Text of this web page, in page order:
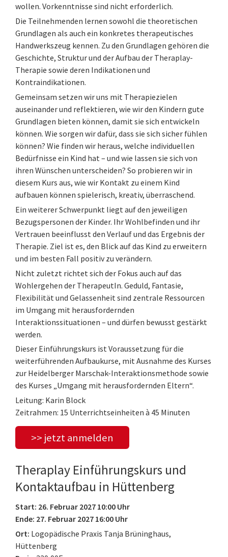
wollen. Vorkenntnisse sind nicht erforderlich.
Die Teilnehmenden lernen sowohl die theoretischen
Grundlagen als auch ein konkretes therapeutisches
Handwerkszeug kennen. Zu den Grundlagen gehören die
Geschichte, Struktur und der Aufbau der Theraplay-
Therapie sowie deren Indikationen und
Kontraindikationen.
Gemeinsam setzen wir uns mit Therapiezielen
auseinander und reflektieren, wie wir den Kindern gute
Grundlagen bieten können, damit sie sich entwickeln
können. Wie sorgen wir dafür, dass sie sich sicher fühlen
können? Wie finden wir heraus, welche individuellen
Bedürfnisse ein Kind hat – und wie lassen sie sich von
ihren Wünschen unterscheiden? So probieren wir in
diesem Kurs aus, wie wir Kontakt zu einem Kind
aufbauen können spielerisch, kreativ, überraschend.
Ein weiterer Schwerpunkt liegt auf den jeweiligen
Bezugspersonen der Kinder. Ihr Wohlbefinden und ihr
Vertrauen beeinflusst den Verlauf und das Ergebnis der
Therapie. Ziel ist es, den Blick auf das Kind zu erweitern
und im besten Fall positiv zu verändern.
Nicht zuletzt richtet sich der Fokus auch auf das
Wohlergehen der TherapeutIn. Geduld, Fantasie,
Flexibilität und Gelassenheit sind zentrale Ressourcen
im Umgang mit herausfordernden
Interaktionssituationen – und dürfen bewusst gestärkt
werden.
Dieser Einführungskurs ist Voraussetzung für die
weiterführenden Aufbaukurse, mit Ausnahme des Kurses
zur Heidelberger Marschak-Interaktionsmethode sowie
des Kurses „Umgang mit herausfordernden Eltern“.
Leitung: Karin Block
Zeitrahmen: 15 Unterrichtseinheiten à 45 Minuten
>> jetzt anmelden
Theraplay Einführungskurs und
Kontaktaufbau in Hüttenberg
Start: 26. Februar 2027 10:00 Uhr
Ende: 27. Februar 2027 16:00 Uhr
Ort: Logopädische Praxis Tanja Brüninghaus,
Hüttenberg